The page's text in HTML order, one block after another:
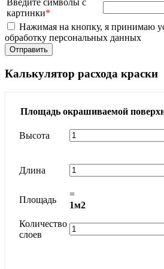
Введите символы с
картинки*
Нажимая на кнопку, я принимаю
обработку персональных данных
Калькулятор расхода краски
Площадь окрашиваемой
Высота
Длина
Площадь
=
1м2
Количество
слоев